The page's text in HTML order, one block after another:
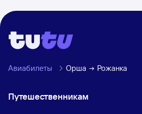
Авиабилеты Орша Рожанка
Путешественникам